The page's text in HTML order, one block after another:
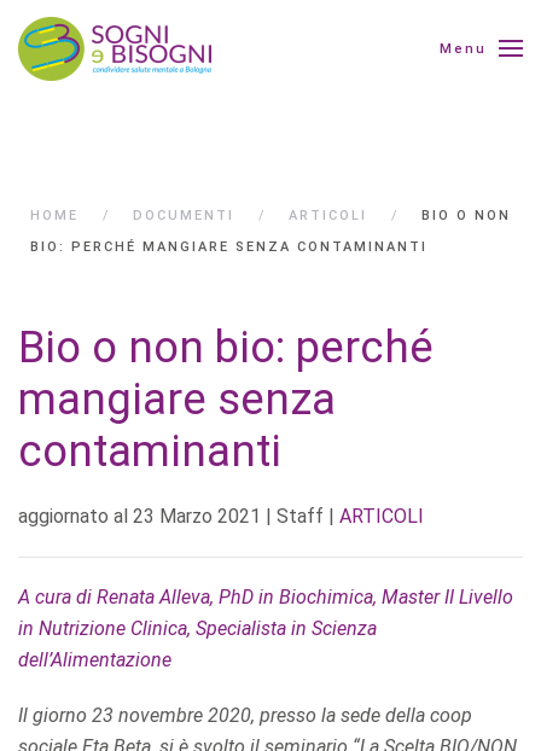
Menu
HOME DOCUMENTI ARTICOLI
BIO O NON
BIO: PERCHÉ MANGIARE SENZA CONTAMINANTI
Bio o non bio: perché
mangiare senza
contaminanti
aggiornato al 23 Marzo 2021 | Staff | ARTICOLI
A cura di Renata Alleva, PhD in Biochimica, Master II Livello
in Nutrizione Clinica, Specialista in Scienza
dell’Alimentazione
Il giorno 23 novembre 2020, presso la sede della coop